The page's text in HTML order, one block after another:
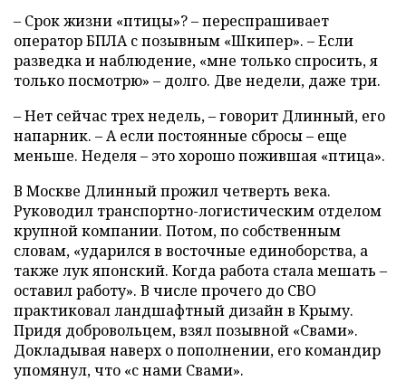
– Срок жизни «птицы»? – переспрашивает
оператор БПЛА с позывным «Шкипер». – Если
разведка и наблюдение, «мне только спросить, я
только посмотрю» – долго. Две недели, даже три.
– Нет сейчас трех недель, – говорит Длинный, его
напарник. – А если постоянные сбросы – еще
меньше. Неделя – это хорошо пожившая «птица».
В Москве Длинный прожил четверть века.
Руководил транспортно-логистическим отделом
крупной компании. Потом, по собственным
словам, «ударился в восточные единоборства, а
также лук японский. Когда работа стала мешать –
оставил работу». В числе прочего до СВО
практиковал ландшафтный дизайн в Крыму.
Придя добровольцем, взял позывной «Свами».
Докладывая наверх о пополнении, его командир
упомянул, что «с нами Свами».